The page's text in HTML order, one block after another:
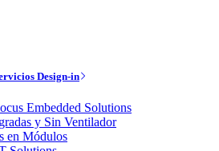
Design-in
Embedded Solutions
y Sin Ventilador
en Módulos